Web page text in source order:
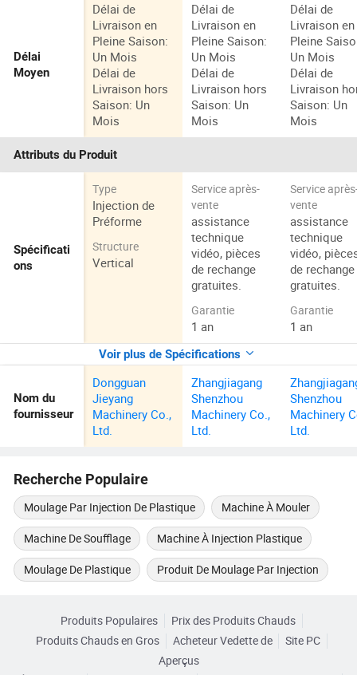
Délai
Moyen
Délai de
Livraison en
Pleine Saison:
Un Mois
Délai de
Livraison hors
Saison: Un
Mois
Délai de
Livraison en
Pleine Saison:
Un Mois
Délai de
Livraison hors
Saison: Un
Mois
Délai de
Livraison en
Pleine
Un Mois
Délai de
Livraison
Saison: Un
Mois
Attributs du Produit
Spécificati
ons
Type
Injection de
Préforme
Structure
Vertical
Service après-
vente
assistance
technique
vidéo, pièces
de rechange
gratuites.
Garantie
1 an
Service
vente
assistance
technique
vidéo,
de rechange
gratuites.
Garantie
1 an
Voir plus de Spécifications
Nom du
fournisseur
Dongguan
Jieyang
Machinery Co.,
Ltd.
Zhangjiagang
Shenzhou
Machinery Co.,
Ltd.
Shenzhou
Machinery
Ltd.
Recherche Populaire
Moulage Par Injection De Plastique Machine À Mouler
Machine De Soufflage Machine À Injection Plastique
Moulage De Plastique Produit De Moulage Par Injection
Produits Populaires
Prix des Produits Chauds
Produits Chauds en Gros
Acheteur Vedette de
Site PC
Aperçus